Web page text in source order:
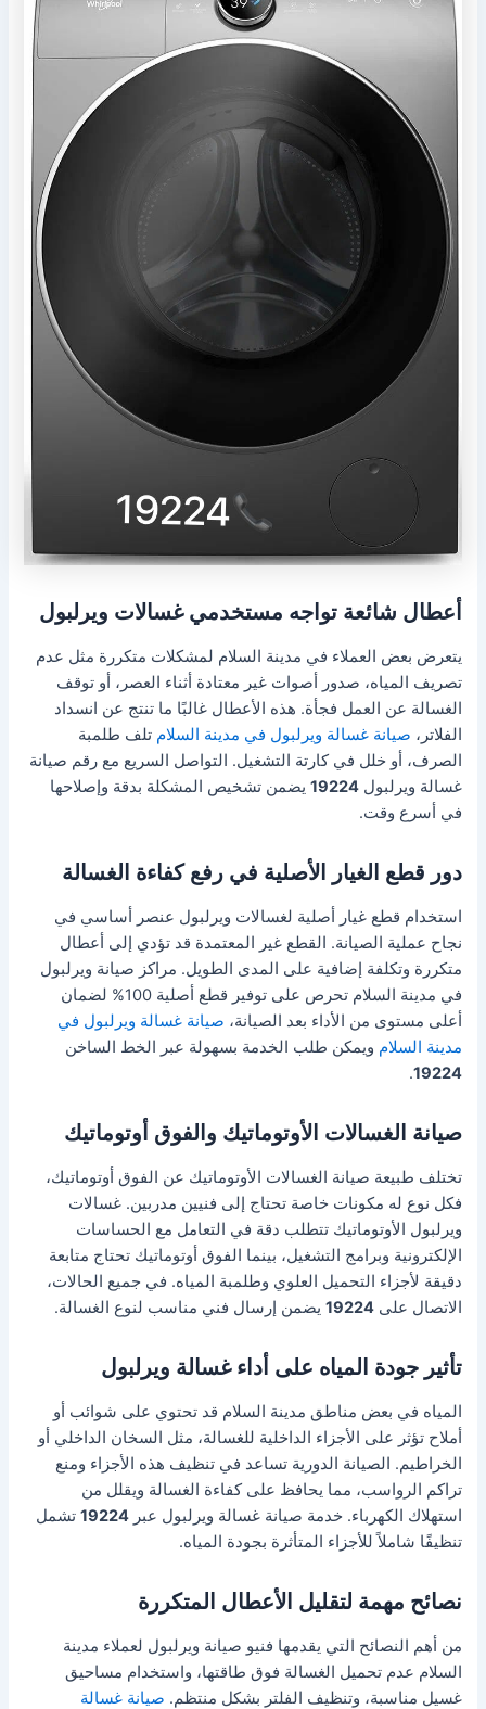
أعطال شائعة تواجه مستخدمي غسالات ويرلبول
يتعرض بعض العملاء في مدينة السلام لمشكلات متكررة مثل عدم
تصريف المياه، صدور أصوات غير معتادة أثناء العصر، أو توقف
الغسالة عن العمل فجأة. هذه الأعطال غالبًا ما تنتج عن انسداد
الفلاتر، صيانة غسالة ويرلبول في مدينة السلام تلف طلمبة
الصرف، أو خلل في كارتة التشغيل. التواصل السريع مع رقم صيانة
غسالة ويرلبول19224 يضمن تشخيص المشكلة بدقة وإصلاحها
في أسرع وقت.
دور قطع الغيار الأصلية في رفع كفاءة الغسالة
استخدام قطع غيار أصلية لغسالات ويرلبول عنصر أساسي في
نجاح عملية الصيانة. القطع غير المعتمدة قد تؤدي إلى أعطال
متكررة وتكلفة إضافية على المدى الطويل. مراكز صيانة ويرلبول
في مدينة السلام تحرص على توفير قطع أصلية 100% لضمان
أعلى مستوى من الأداء بعد الصيانة، صيانة غسالة ويرلبول في
مدينة السلام ويمكن طلب الخدمة بسهولة عبر الخط الساخن
19224
.
صيانة الغسالات الأوتوماتيك والفوق أوتوماتيك
تختلف طبيعة صيانة الغسالات الأوتوماتيك عن الفوق أوتوماتيك،
فكل نوع له مكونات خاصة تحتاج إلى فنيين مدربين. غسالات
ويرلبول الأوتوماتيك تتطلب دقة في التعامل مع الحساسات
الإلكترونية وبرامج التشغيل، بينما الفوق أوتوماتيك تحتاج متابعة
دقيقة لأجزاء التحميل العلوي وطلمبة المياه. في جميع الحالات،
الاتصال على19224 يضمن إرسال فني مناسب لنوع الغسالة.
تأثير جودة المياه على أداء غسالة ويرلبول
المياه في بعض مناطق مدينة السلام قد تحتوي على شوائب أو
أملاح تؤثر على الأجزاء الداخلية للغسالة، مثل السخان الداخلي أو
الخراطيم. الصيانة الدورية تساعد في تنظيف هذه الأجزاء ومنع
تراكم الرواسب، مما يحافظ على كفاءة الغسالة ويقلل من
استهلاك الكهرباء. خدمة صيانة غسالة ويرلبول عبر19224 تشمل
تنظيفًا شاملاً للأجزاء المتأثرة بجودة المياه.
نصائح مهمة لتقليل الأعطال المتكررة
من أهم النصائح التي يقدمها فنيو صيانة ويرلبول لعملاء مدينة
السلام عدم تحميل الغسالة فوق طاقتها، واستخدام مساحيق
غسيل مناسبة، وتنظيف الفلتر بشكل منتظم. صيانة غسالة